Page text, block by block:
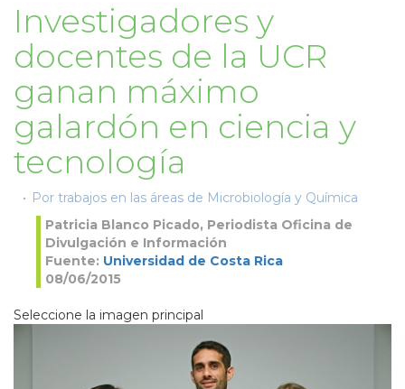
Investigadores y
docentes de la UCR
ganan máximo
galardón en ciencia y
tecnología
Por trabajos en las áreas de Microbiología y Química
Patricia Blanco Picado, Periodista Oficina de
Divulgación e Información
Fuente: Universidad de Costa Rica
08/06/2015
Seleccione la imagen principal